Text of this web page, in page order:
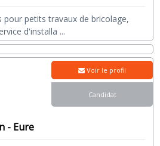
pour petits travaux de bricolage,
d'installa ...
- Eure
Voir le profil
Candidat